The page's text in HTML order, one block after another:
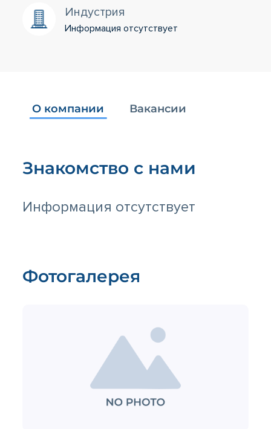
Индустрия
Информация отсутствует
О компании Вакансии
Знакомство с нами
Информация отсутствует
Фотогалерея